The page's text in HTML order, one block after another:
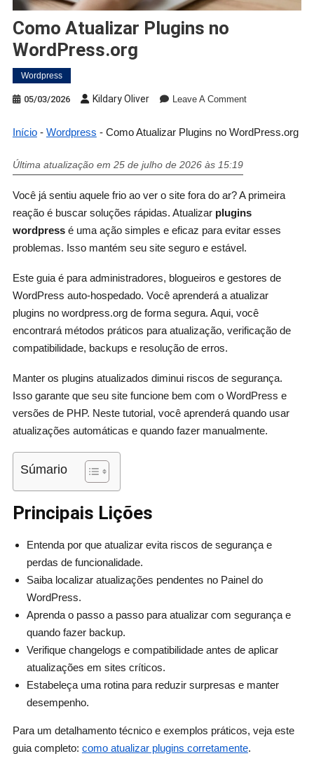
Como Atualizar Plugins no
WordPress.org
Wordpress
05/03/2026 Kildary Oliver Leave A Comment
Início- Wordpress - Como Atualizar Plugins no WordPress.org
Última atualização em 25 de julho de 2026 às 15:19
Você já sentiu aquele frio ao ver o site fora do ar? A primeira
reação é buscar soluções rápidas. Atualizar plugins
wordpressé uma ação simples e eficaz para evitar esses
problemas. Isso mantém seu site seguro e estável.
Este guia é para administradores, blogueiros e gestores de
WordPress auto-hospedado. Você aprenderá a atualizar
plugins no wordpress.org de forma segura. Aqui, você
encontrará métodos práticos para atualização, verificação de
compatibilidade, backups e resolução de erros.
Manter os plugins atualizados diminui riscos de segurança.
Isso garante que seu site funcione bem com o WordPress e
versões de PHP. Neste tutorial, você aprenderá quando usar
atualizações automáticas e quando fazer manualmente.
Súmario
Principais Lições
Entenda por que atualizar evita riscos de segurança e
perdas de funcionalidade.
Saiba localizar atualizações pendentes no Painel do
WordPress.
Aprenda o passo a passo para atualizar com segurança e
quando fazer backup.
Verifique changelogs e compatibilidade antes de aplicar
atualizações em sites críticos.
Estabeleça uma rotina para reduzir surpresas e manter
desempenho.
Para um detalhamento técnico e exemplos práticos, veja este
guia completo: como atualizar plugins corretamente.